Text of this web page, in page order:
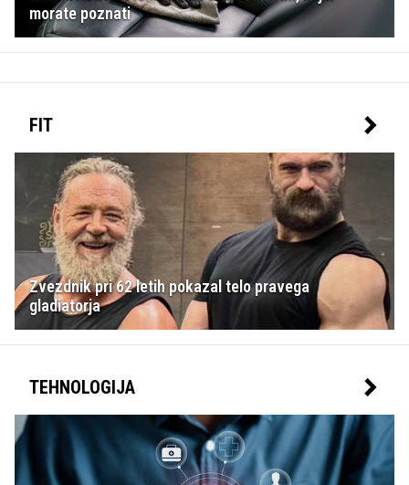
morate poznati
FIT
Zvezdnik pri 62 letih pokazal telo pravega
gladiatorja
TEHNOLOGIJA